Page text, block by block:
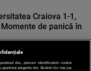
Craiova 1-1,
de panică în
dvs., precum identificatorii cookie
gestiona alegerile dvs. făcând clic mai jos